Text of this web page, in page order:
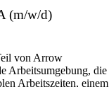
(m/w/d)
von Arrow
Arbeitsumgebung, die
Arbeitszeiten, einem